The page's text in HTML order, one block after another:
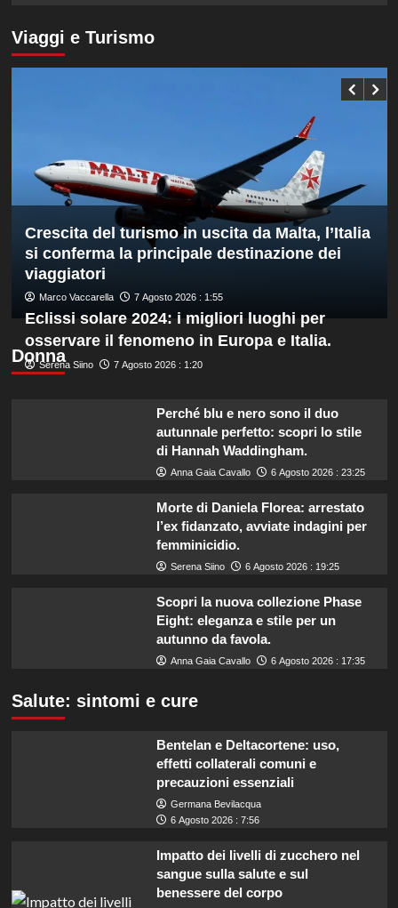
in
due
su
Nuoto
artistico,
nella
routine
acrobatica
squadre
Viaggi e Turismo
Crescita del turismo in uscita da Malta, l’Italia
si conferma la principale destinazione dei
viaggiatori
Marco Vaccarella 7 Agosto 2026 : 1:55
Donna
Eclissi solare 2024: i migliori luoghi per
osservare il fenomeno in Europa e Italia.
Serena Siino 7 Agosto 2026 : 1:20
Perché blu e nero sono il duo
autunnale perfetto: scopri lo stile
di Hannah Waddingham.
Anna Gaia Cavallo 6 Agosto 2026 : 23:25
Morte di Daniela Florea: arrestato
l’ex fidanzato, avviate indagini per
femminicidio.
Serena Siino 6 Agosto 2026 : 19:25
Scopri la nuova collezione Phase
Eight: eleganza e stile per un
autunno da favola.
Anna Gaia Cavallo 6 Agosto 2026 : 17:35
Salute: sintomi e cure
Bentelan e Deltacortene: uso,
effetti collaterali comuni e
precauzioni essenziali
Germana Bevilacqua
6 Agosto 2026 : 7:56
Impatto dei livelli di zucchero nel
sangue sulla salute e sul
benessere del corpo